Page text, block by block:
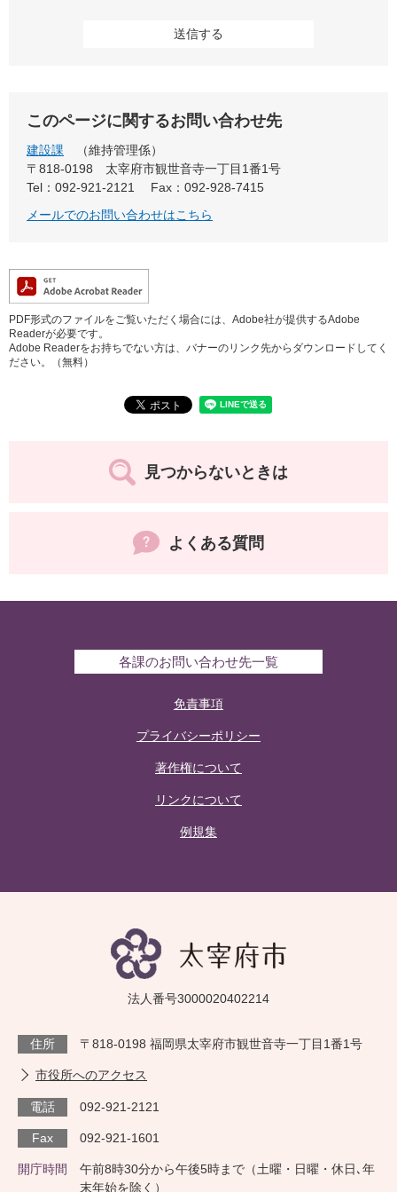
このページに関するお問い合わせ先
建設課
維持管理係
〒818-0198
太宰府市観世音寺一丁目1番1号
Tel：092-921-2121
Fax：092-928-7415
メールでのお問い合わせはこちら
PDF形式のファイルをご覧いただく場合には、Adobe社が提供するAdobe
Readerが必要です。
Adobe Readerをお持ちでない方は、バナーのリンク先からダウンロードしてく
ださい。（無料）
見つからないときは
よくある質問
各課のお問い合わせ先一覧
免責事項
プライバシーポリシー
著作権について
リンクについて
例規集
法人番号3000020402214
住所 〒818-0198 福岡県太宰府市観世音寺一丁目1番1号
市役所へのアクセス
電話 092-921-2121
Fax 092-921-1601
開庁時間
午前8時30分から午後5時まで（土曜・日曜・休日､年
末年始を除く）